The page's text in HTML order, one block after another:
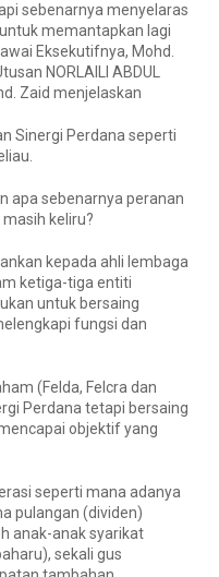
sebenarnya menyelaras
memantapkan lagi
Eksekutifnya, Mohd.
NORLAILI ABDUL
Zaid menjelaskan
Sinergi Perdana seperti
apa sebenarnya peranan
keliru?
kepada ahli lembaga
ketiga-tiga entiti
untuk bersaing
fungsi dan
(Felda, Felcra dan
Perdana tetapi bersaing
objektif yang
seperti mana adanya
pulangan (dividen)
anak-anak syarikat
sekali gus